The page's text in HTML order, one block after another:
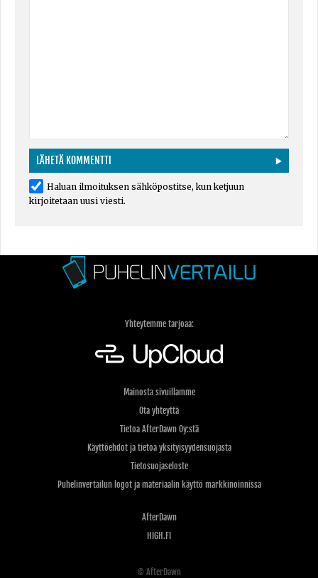
Haluan ilmoituksen sähköpostitse, kun ketjuun
kirjoitetaan uusi viesti.
Yhteytemme tarjoaa:
Mainosta sivuillamme
Ota yhteyttä
Tietoa AfterDawn Oy:stä
Käyttöehdot ja tietoa yksityisyydensuojasta
Tietosuojaseloste
Puhelinvertailun logot ja materiaalin käyttö markkinoinnissa
AfterDawn
HIGH.FI
© AfterDawn